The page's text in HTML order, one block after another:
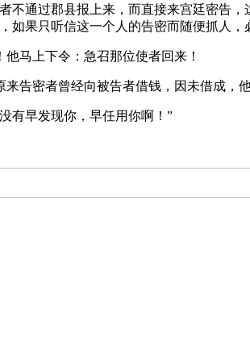
通过郡县报上来，而直接来宫廷密告
果只听信这一个人的告密而随便抓人
马上下令：急召那位使者回来！
告密者曾经向被告者借钱，因未借成，
有早发现你，早任用你啊！”